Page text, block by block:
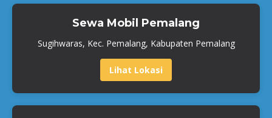
Sewa Mobil Pemalang
Sugihwaras, Kec. Pemalang, Kabupaten Pemalang
Lihat Lokasi